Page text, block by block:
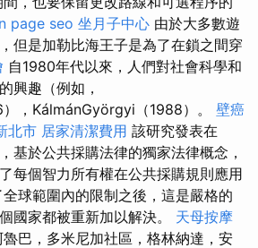
page seo 坐月子中心 由於大多數遊
但是加勒比海王子是為了在鎖之間穿
自1980年代以來，人們對社會科學和
興趣（例如，
，KálmánGyörgyi（1988）。 壁癌
北市 居家清潔費用 該研究發表在
基於公共採購法律的獨家法律概念，
每個智力所有權在公共採購規則應用
球範圍內的限制之後，這是嚴格的
國家都被重新加以解決。 天母按摩
巴，多米尼加社區，格林納達，安